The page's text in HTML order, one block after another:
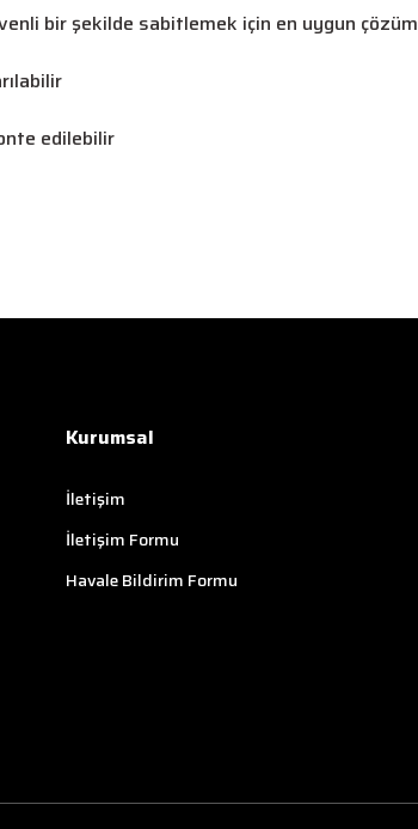
bir şekilde sabitlemek için en uygun çözüm
edilebilir
Kurumsal
İletişim
İletişim Formu
Havale Bildirim Formu